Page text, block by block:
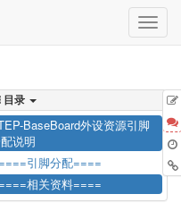
目录
BaseBoard外设资源引脚
说明
====引脚分配====
====相关资料====